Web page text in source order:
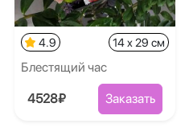
4.9 14 x 29 см
Блестящий час
4528₽ Заказать